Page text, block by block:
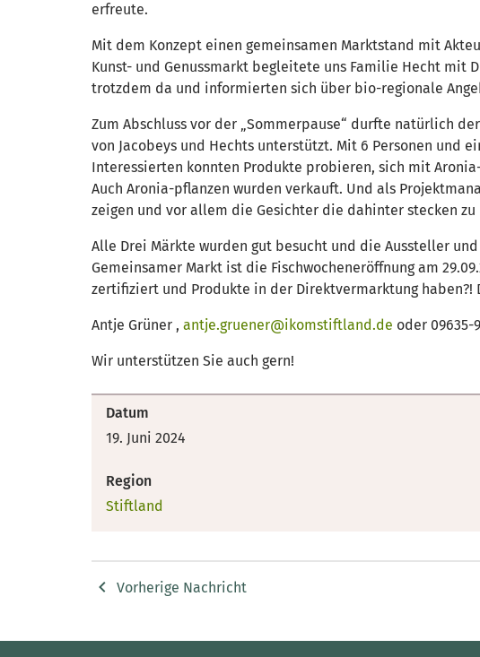
erfreute.
Mit dem Konzept einen gemeinsamen Marktstand mit
Kunst- und Genussmarkt begleitete uns Familie Hecht mit
trotzdem da und informierten sich über bio-regionale
Zum Abschluss vor der „Sommerpause“ durfte natürlich
von Jacobeys und Hechts unterstützt. Mit 6 Personen und
Interessierten konnten Produkte probieren, sich mit
Auch Aronia-pflanzen wurden verkauft. Und als
zeigen und vor allem die Gesichter die dahinter stecken zu
Alle Drei Märkte wurden gut besucht und die Aussteller
Gemeinsamer Markt ist die Fischwocheneröffnung am
zertifiziert und Produkte in der Direktvermarktung haben?!
Antje Grüner , antje.gruener@ikomstiftland.de oder 09635-
Wir unterstützen Sie auch gern!
Datum
19. Juni 2024
Region
Stiftland
Vorherige Nachricht